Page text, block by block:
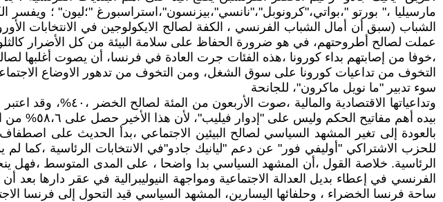
الشباب (سبق أن أمال الشباب الفرنسي ، الكفة لصالح الايكولوجين في الانتخابات
التخوف من تداعيات كورونا على سوق الشغل، ومن التخوف من تدهور الاوضاع
سوء تدبير "ما نويل ماكرون"، للجانحة
وتداعياتها
بيده أهم مفاتيح الحكم وليس على "إدوار فيليب"، لأن هذا الأخير حصل على ٥٨،٦% من الأصوات في مدينة "لوفار"
للحزب الاشتراكي "أوليفي فور" عن دعم "ليانيك جادو"في الانتخابات الرئاسية
الرئاسية. خلاصة القول ،أن المشهد السياسي بدا واضحا ، على المدى المتوسط
الفرنسي في إعطاء بديل العدالة الاجتماعية ومواجهة النيوليبرالية في عقر دارها
ساحة فرنسا الخضراء ، وحلفائها اليسارين، المشهد السياسي قيد التحول إلى فرنسا